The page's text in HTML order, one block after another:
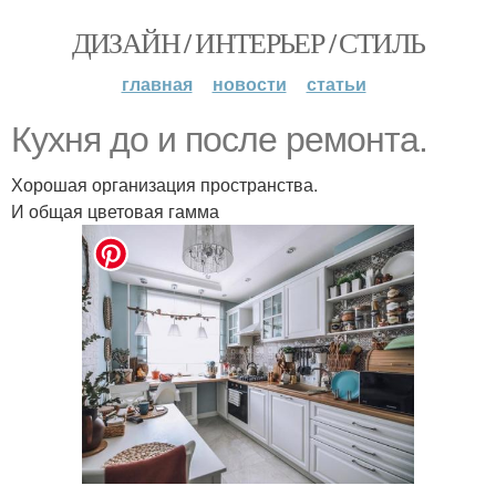
ДИЗАЙН / ИНТЕРЬЕР / СТИЛЬ
главная новости статьи
Кухня до и после ремонта.
Хорошая организация пространства.
И общая цветовая гамма